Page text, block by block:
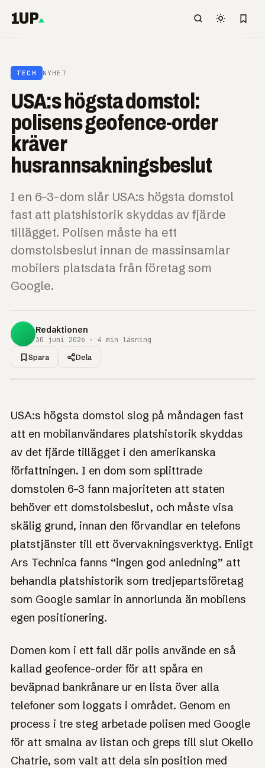
1UP
TECH NYHET
USA:s högsta domstol:
polisens geofence-order
kräver
husrannsakningsbeslut
I en 6–3-dom slår USA:s högsta domstol
fast att platshistorik skyddas av fjärde
tillägget. Polisen måste ha ett
domstolsbeslut innan de massinsamlar
mobilers platsdata från företag som
Google.
Redaktionen
30 juni 2026 · 4 min läsning
Spara Dela
USA:s högsta
domstol: polisens
geofence-order
kräver
husrannsakningsbeslut
Att bära en uppkopplad mobil ska inte betyda att du
delar med dig av allt du gör till tredje part – som sedan
kan lämna det vidare till staten.
USA:s högsta domstol slog på måndagen fast
att en mobilanvändares platshistorik skyddas
av det fjärde tillägget i den amerikanska
författningen. I en dom som splittrade
domstolen 6–3 fann majoriteten att staten
behöver ett domstolsbeslut, och måste visa
skälig grund, innan den förvandlar en telefons
platstjänster till ett övervakningsverktyg. Enligt
Ars Technica fanns “ingen god anledning” att
behandla platshistorik som tredjepartsföretag
som Google samlar in annorlunda än mobilens
egen positionering.
Domen kom i ett fall där polis använde en så
kallad geofence-order för att spåra en
beväpnad bankrånare ur en lista över alla
telefoner som loggats i området. Genom en
process i tre steg arbetade polisen med Google
för att smalna av listan och greps till slut Okello
Chatrie, som valt att dela sin position med